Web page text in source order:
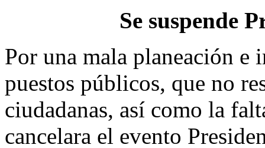
Se suspende
Por una mala planeación
puestos públicos, que no
ciudadanas, así como la
cancelara el evento